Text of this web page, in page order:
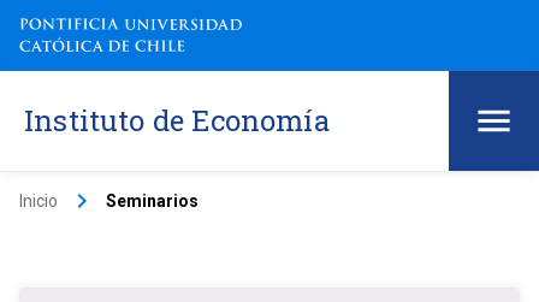
Instituto de Economía
Inicio keyboard_arrow_right Seminarios